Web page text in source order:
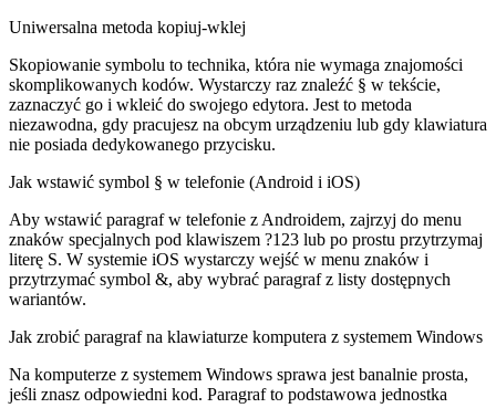
Uniwersalna metoda kopiuj-wklej
Skopiowanie symbolu to technika, która nie wymaga znajomości
skomplikowanych kodów. Wystarczy raz znaleźć § w tekście,
zaznaczyć go i wkleić do swojego edytora. Jest to metoda
niezawodna, gdy pracujesz na obcym urządzeniu lub gdy klawiatura
nie posiada dedykowanego przycisku.
Jak wstawić symbol § w telefonie (Android i iOS)
Aby wstawić paragraf w telefonie z Androidem, zajrzyj do menu
znaków specjalnych pod klawiszem ?123 lub po prostu przytrzymaj
literę S. W systemie iOS wystarczy wejść w menu znaków i
przytrzymać symbol &, aby wybrać paragraf z listy dostępnych
wariantów.
Jak zrobić paragraf na klawiaturze komputera z systemem Windows
Na komputerze z systemem Windows sprawa jest banalnie prosta,
jeśli znasz odpowiedni kod. Paragraf to podstawowa jednostka